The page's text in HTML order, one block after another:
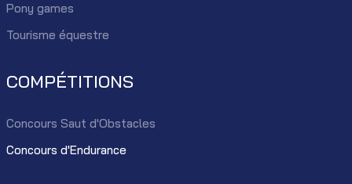
Pony games
Tourisme équestre
COMPÉTITIONS
Concours Saut d'Obstacles
Concours d'Endurance